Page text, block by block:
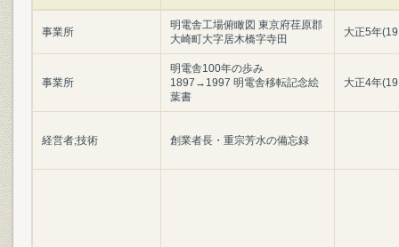
事業所
明電舎工場俯瞰図 東京府荏原郡
大崎町大字居木橋字寺田
大正5年
事業所
明電舎100年の歩み
1897→1997 明電舎移転記念絵
葉書
大正4年
経営者;技術 創業者長・重宗芳水の備忘録